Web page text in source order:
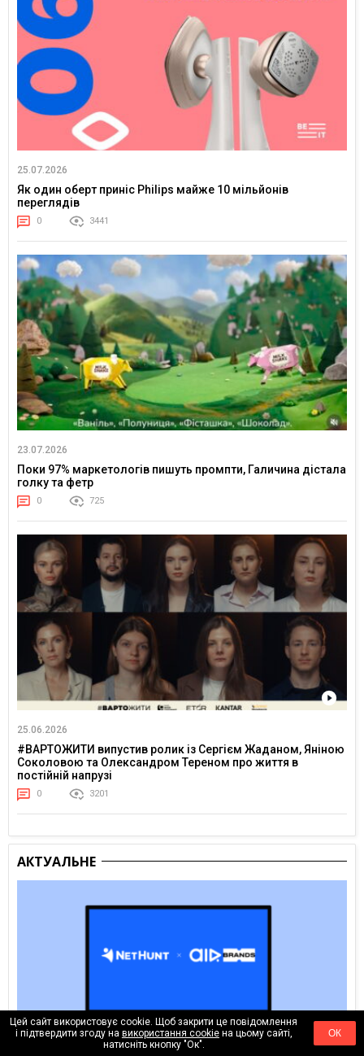
25.07.2026
Як один оберт приніс Philips майже 10 мільйонів
переглядів
0 3441
23.07.2026
Поки 97% маркетологів пишуть промпти, Галичина дістала
голку та фетр
0 725
25.06.2026
#ВАРТОЖИТИ випустив ролик із Сергієм Жаданом, Яніною
Соколовою та Олександром Тереном про життя в
постійній напрузі
0 3201
АКТУАЛЬНЕ
Цей сайт використовує cookie. Щоб закрити це повідомлення
і підтвердити згоду на використання cookieна цьому сайті,
натисніть кнопку "Ок".
ОК